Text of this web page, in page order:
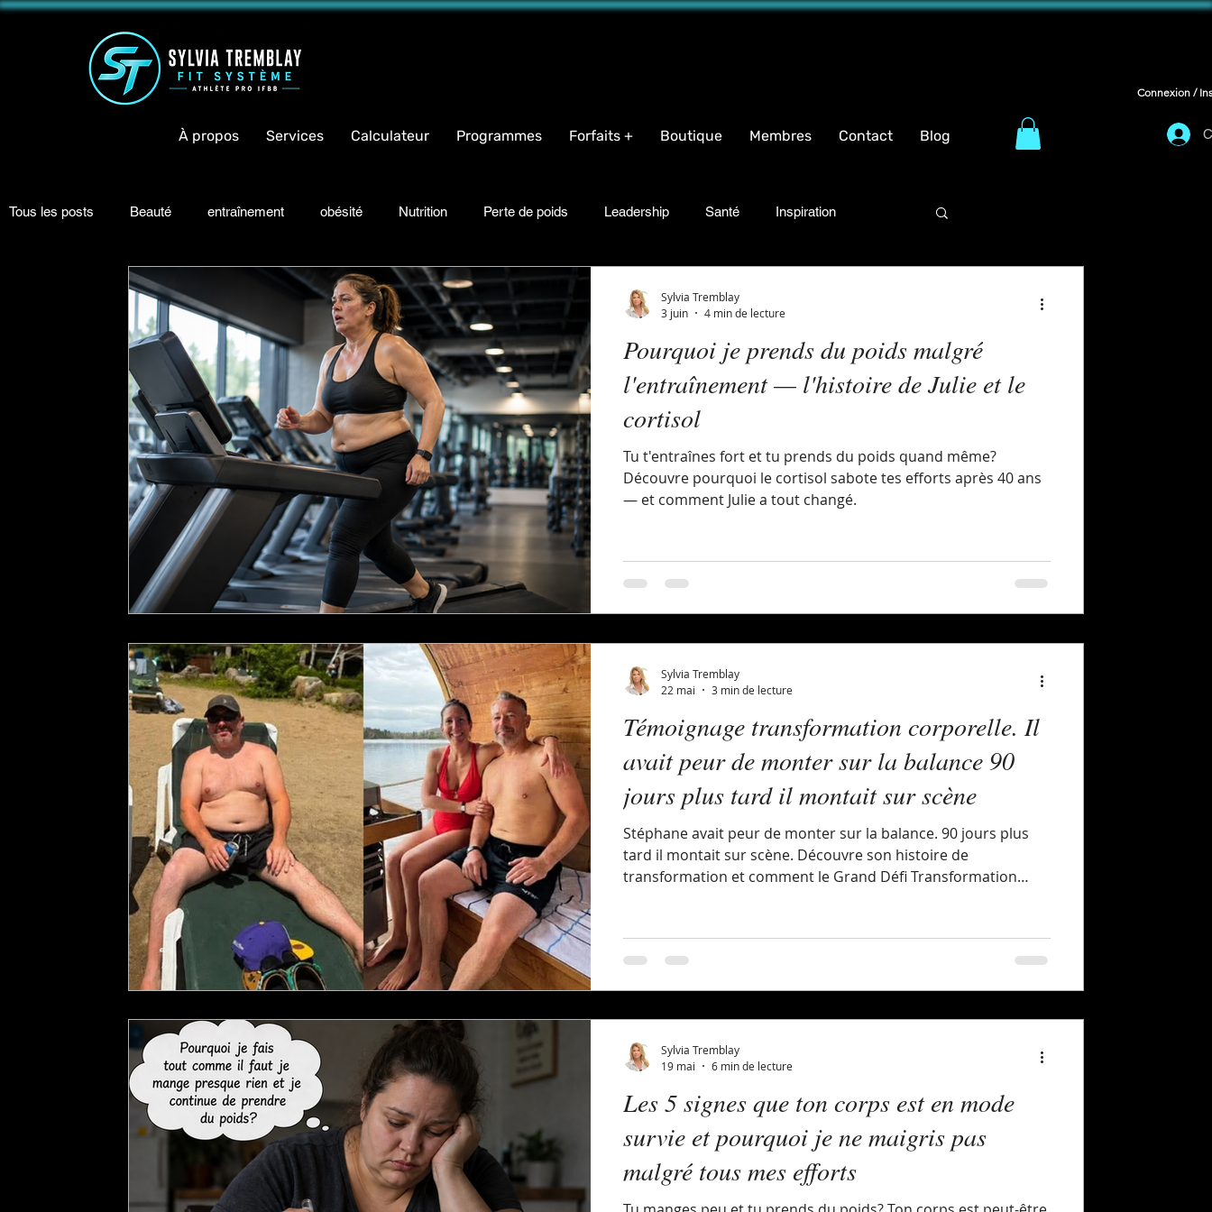
À propos Services Calculateur Programmes Forfaits + Boutique Membres Contact Blog
Connexion /
Tous les posts Beauté entraînement obésité Nutrition Perte de poids Leadership Santé Inspiration
Motivation Bonheur Recettes Suppléments Transformation corporelle
Pourquoi je prends du poids malgré
l'entraînement — l'histoire de Julie et le
cortisol
Tu t'entraînes fort et tu prends du poids quand même?
Découvre pourquoi le cortisol sabote tes efforts après 40 ans
— et comment Julie a tout changé.
Sylvia Tremblay
3 juin
4 min de lecture
Témoignage transformation corporelle. Il
avait peur de monter sur la balance 90
jours plus tard il montait sur scène
Stéphane avait peur de monter sur la balance. 90 jours plus
tard il montait sur scène. Découvre son histoire de
transformation et comment le Grand Défi Transformation
Sylvia Tremblay
22 mai
3 min de lecture
Les 5 signes que ton corps est en mode
survie et pourquoi je ne maigris pas
malgré tous mes efforts
Sylvia Tremblay
19 mai
6 min de lecture